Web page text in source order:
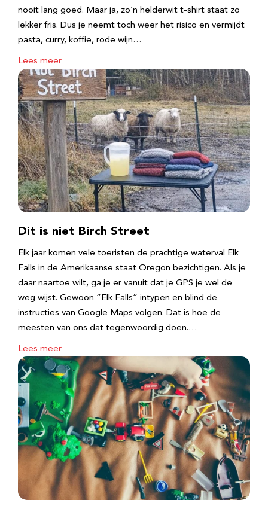
nooit lang goed. Maar ja, zo’n helderwit t-shirt staat zo
lekker fris. Dus je neemt toch weer het risico en vermijdt
pasta, curry, koffie, rode wijn…
Lees meer
Dit is niet Birch Street
Elk jaar komen vele toeristen de prachtige waterval Elk
Falls in de Amerikaanse staat Oregon bezichtigen. Als je
daar naartoe wilt, ga je er vanuit dat je GPS je wel de
weg wijst. Gewoon “Elk Falls” intypen en blind de
instructies van Google Maps volgen. Dat is hoe de
meesten van ons dat tegenwoordig doen.…
Lees meer